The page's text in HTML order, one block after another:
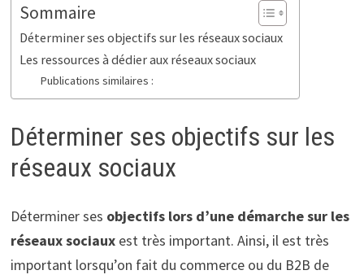
Sommaire
Déterminer ses objectifs sur les réseaux sociaux
Les ressources à dédier aux réseaux sociaux
Publications similaires :
Déterminer ses objectifs sur les
réseaux sociaux
Déterminer ses objectifs lors d’une démarche sur les
réseaux sociauxest très important. Ainsi, il est très
important lorsqu’on fait du commerce ou du B2B de